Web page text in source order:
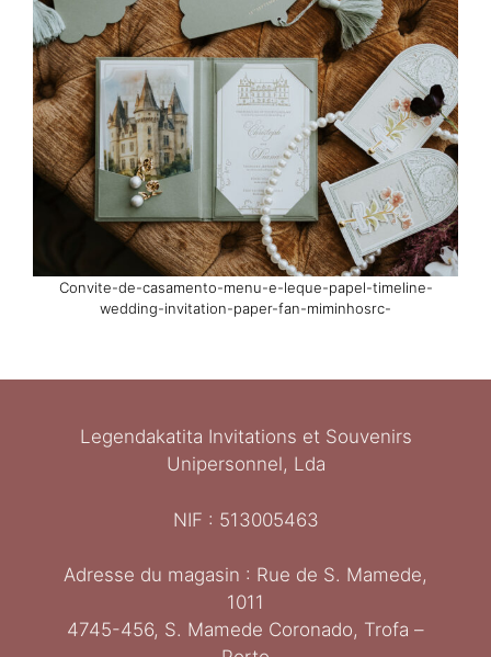
Convite-de-casamento-menu-e-leque-papel-timeline-
wedding-invitation-paper-fan-miminhosrc-
Legendakatita Invitations et Souvenirs
Unipersonnel, Lda
NIF : 513005463
Adresse du magasin : Rue de S. Mamede,
1011
4745-456, S. Mamede Coronado, Trofa –
Italiano